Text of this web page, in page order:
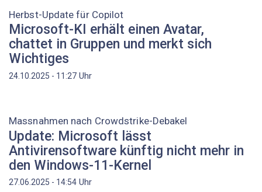
Herbst-Update für Copilot
Microsoft-KI erhält einen Avatar,
chattet in Gruppen und merkt sich
Wichtiges
24.10.2025 - 11:27 Uhr
Massnahmen nach Crowdstrike-Debakel
Update: Microsoft lässt
Antivirensoftware künftig nicht mehr in
den Windows-11-Kernel
27.06.2025 - 14:54 Uhr